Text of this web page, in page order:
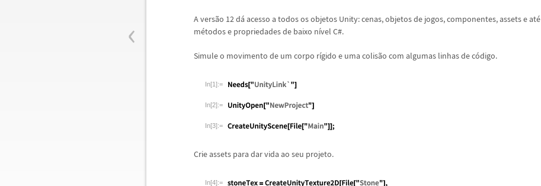
‹ A versão 12 dá acesso a todos os objetos Unity: cenas, objetos de jogos, componentes, assets e até
métodos e propriedades de baixo nível C#.
Simule o movimento de um corpo rígido e uma colisão com algumas linhas de código.
In[1]:=
In[2]:=
In[3]:=
Crie assets para dar vida ao seu projeto.
In[4]:=